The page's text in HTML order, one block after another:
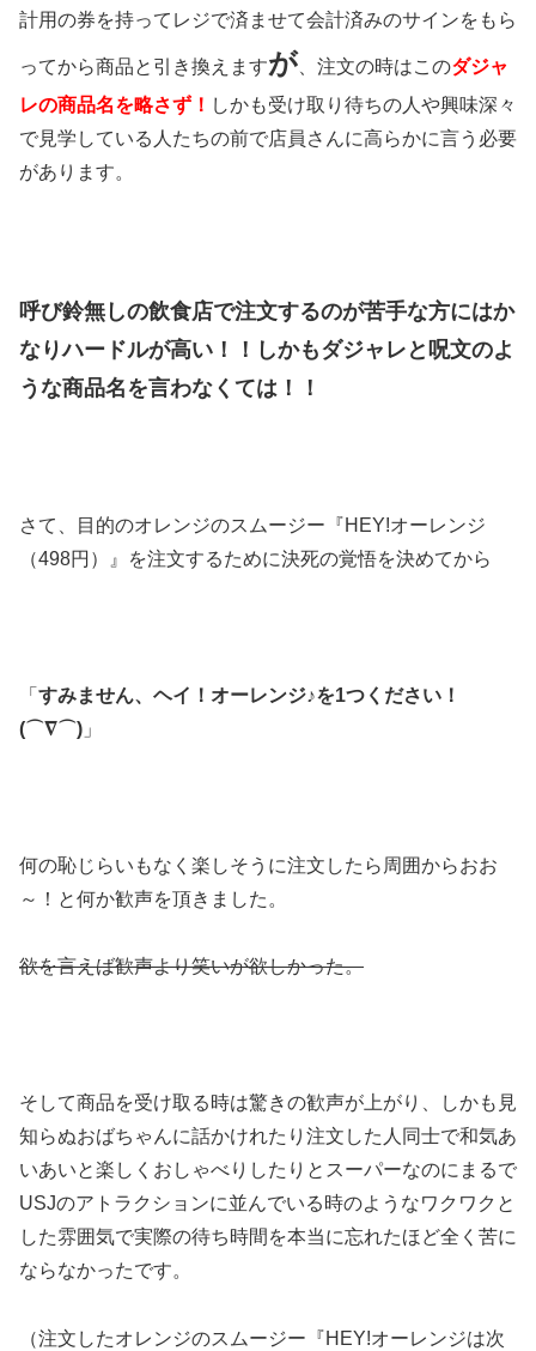
計用の券を持ってレジで済ませて会計済みのサインをもら
ってから商品と引き換えますが 、注文の時はこのダジャ
レの商品名を略さず！ しかも受け取り待ちの人や興味深々
で見学している人たちの前で店員さんに高らかに言う必要
があります。
呼び鈴無しの飲食店で注文するのが苦手な方にはか
なりハードルが高い！！しかもダジャレと呪文のよ
うな商品名を言わなくては！！
さて、目的のオレンジのスムージー『HEY!オーレンジ
（498円）』を注文するために決死の覚悟を決めてから
「 すみません、ヘイ！オーレンジ♪を1つください！
(⌒∇⌒) 」
何の恥じらいもなく楽しそうに注文したら周囲からおお
～！と何か歓声を頂きました。
欲を言えば歓声より笑いが欲しかった。
そして商品を受け取る時は驚きの歓声が上がり、しかも見
知らぬおばちゃんに話かけれたり注文した人同士で和気あ
いあいと楽しくおしゃべりしたりとスーパーなのにまるで
USJのアトラクションに並んでいる時のようなワクワクと
した雰囲気で実際の待ち時間を本当に忘れたほど全く苦に
ならなかったです。
（注文したオレンジのスムージー『HEY!オーレンジは次